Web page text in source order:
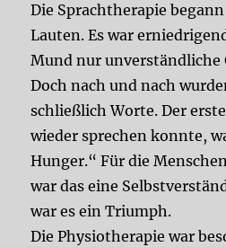
Die Sprachtherapie
Lauten. Es war
Mund nur unverständliche
Doch nach und nach
schließlich Worte. Der
wieder sprechen konnte,
Hunger.“ Für die
war das eine
war es ein Triumph.
Die Physiotherapie war